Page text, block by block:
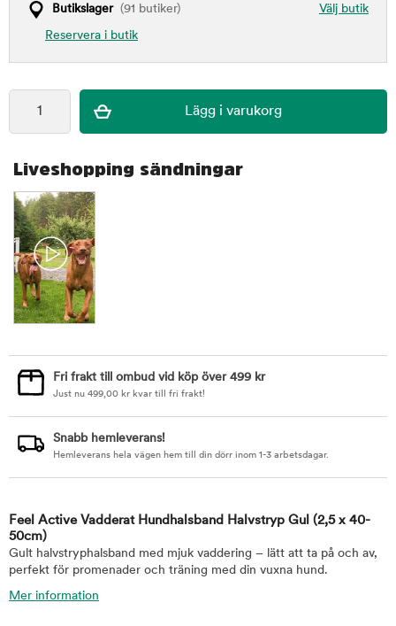
Välj butik
Butikslager(91 butiker)
Reservera i butik
Liveshopping sändningar
Fri frakt till ombud vid köp över 499 kr
Just nu 499,00 kr kvar till fri frakt!
Snabb hemleverans!
Hemleverans hela vägen hem till din dörr inom 1-3 arbetsdagar.
Feel Active Vadderat Hundhalsband Halvstryp Gul (2,5 x 40-
50cm)
Gult halvstryphalsband med mjuk vaddering – lätt att ta på och av,
perfekt för promenader och träning med din vuxna hund.
Mer information